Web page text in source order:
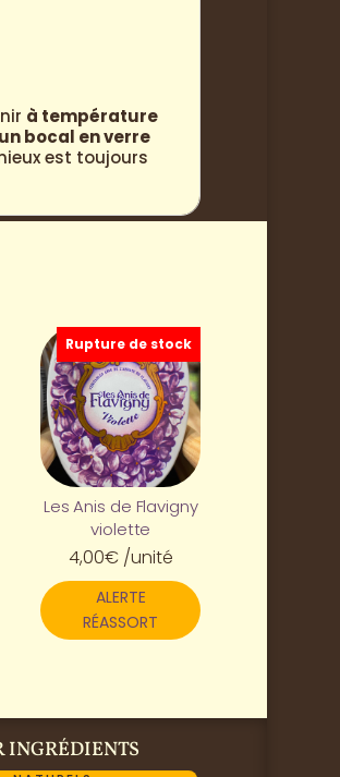
à température
un bocal en verre
est toujours
Rupture de stock
Les Anis de Flavigny
violette
4,00€ /unité
ALERTE
RÉASSORT
INGRÉDIENTS